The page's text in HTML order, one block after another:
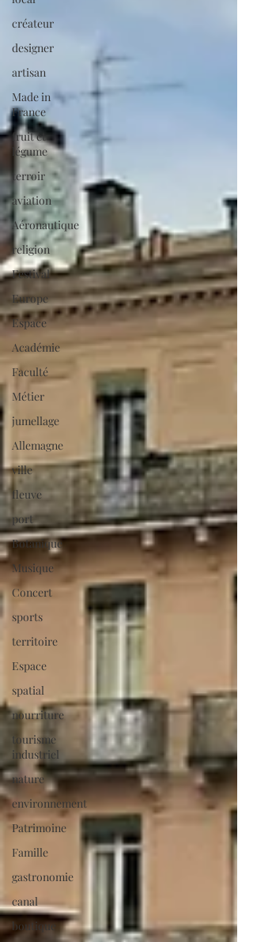
créateur
designer
artisan
Made in
France
fruit et
légume
terroir
aviation
Aéronautique
religion
Festival
Europe
Espace
Académie
Faculté
Métier
jumellage
Allemagne
ville
fleuve
port
Botanique
Musique
Concert
sports
territoire
Espace
spatial
nourriture
tourisme
industriel
nature
environnement
Patrimoine
Famille
gastronomie
canal
boutique